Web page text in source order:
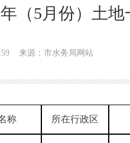
年（5月份）土
来源：市水务局网站
称 所在行政区